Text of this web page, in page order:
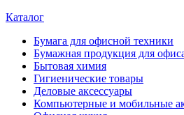
Каталог
Бумага для офисной техники
Бумажная продукция для
Бытовая химия
Гигиенические товары
Деловые аксессуары
Компьютерные и мобильные